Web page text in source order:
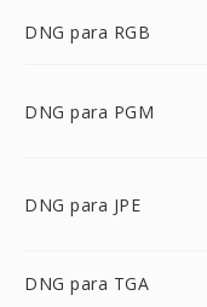
DNG para RGB
DNG para PGM
DNG para JPE
DNG para TGA